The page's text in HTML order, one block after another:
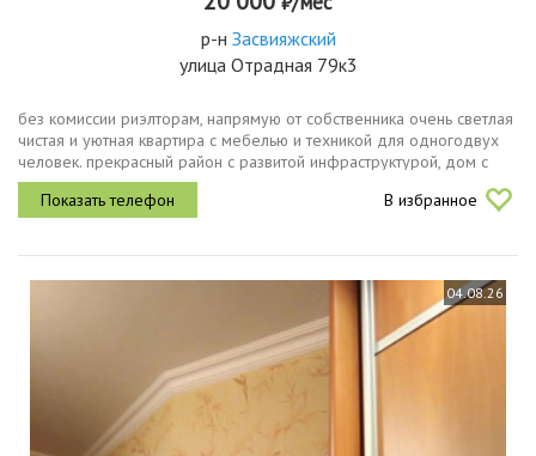
р-н Засвияжский
улица Отрадная 79к3
без комиссии риэлторам, напрямую от собственника очень светлая
чистая и уютная квартира с мебелью и техникой для одногодвух
человек. прекрасный район с развитой инфраструктурой, дом с
автономным отоплением. супермаркеты в 2 шагах,
александровский...
В избранное
04.08.26